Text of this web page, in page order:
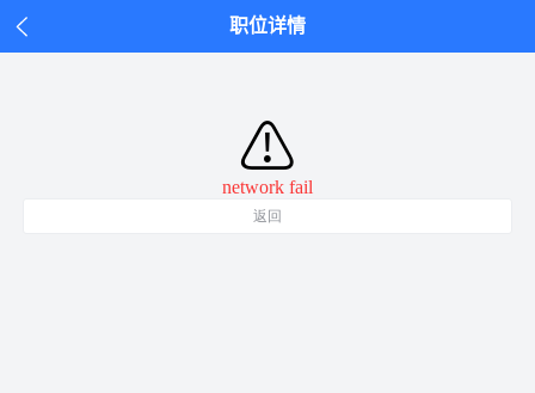
职位详情
⚠
network fail
返回